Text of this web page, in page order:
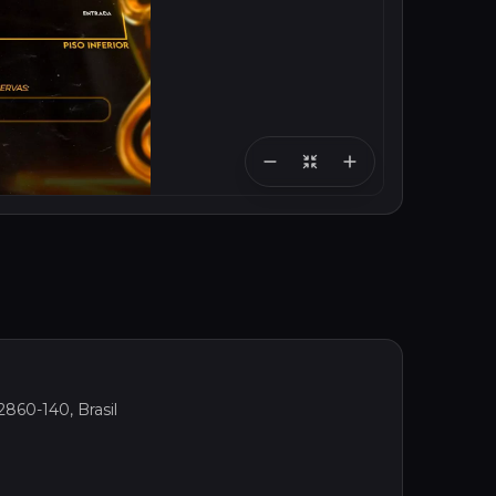
140, Brasil